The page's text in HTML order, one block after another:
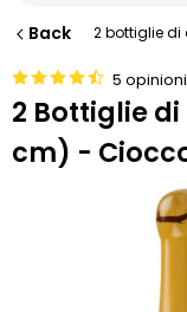
Back 2 bottiglie
5
2 Bottiglie
cm) -